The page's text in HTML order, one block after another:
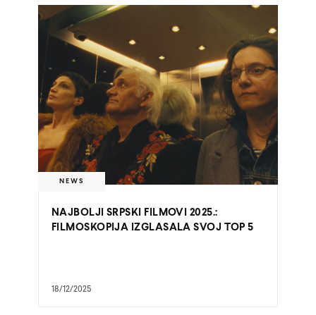
NEWS
NAJBOLJI SRPSKI FILMOVI 2025.:
FILMOSKOPIJA IZGLASALA SVOJ TOP 5
18/12/2025